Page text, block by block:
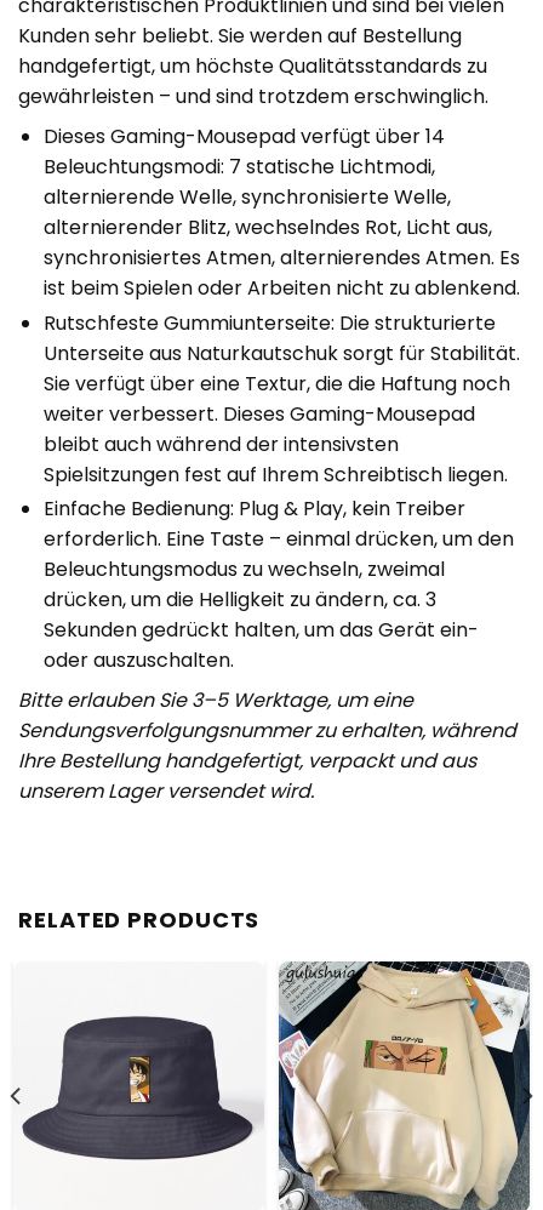
charakteristischen Produktlinien und sind bei vielen
Kunden sehr beliebt. Sie werden auf Bestellung
handgefertigt, um höchste Qualitätsstandards zu
gewährleisten – und sind trotzdem erschwinglich.
Dieses Gaming-Mousepad verfügt über 14
Beleuchtungsmodi: 7 statische Lichtmodi,
alternierende Welle, synchronisierte Welle,
alternierender Blitz, wechselndes Rot, Licht aus,
synchronisiertes Atmen, alternierendes Atmen. Es
ist beim Spielen oder Arbeiten nicht zu ablenkend.
Rutschfeste Gummiunterseite: Die strukturierte
Unterseite aus Naturkautschuk sorgt für Stabilität.
Sie verfügt über eine Textur, die die Haftung noch
weiter verbessert. Dieses Gaming-Mousepad
bleibt auch während der intensivsten
Spielsitzungen fest auf Ihrem Schreibtisch liegen.
Einfache Bedienung: Plug & Play, kein Treiber
erforderlich. Eine Taste – einmal drücken, um den
Beleuchtungsmodus zu wechseln, zweimal
drücken, um die Helligkeit zu ändern, ca. 3
Sekunden gedrückt halten, um das Gerät ein-
oder auszuschalten.
Bitte erlauben Sie 3–5 Werktage, um eine
Sendungsverfolgungsnummer zu erhalten, während
Ihre Bestellung handgefertigt, verpackt und aus
unserem Lager versendet wird.
RELATED PRODUCTS